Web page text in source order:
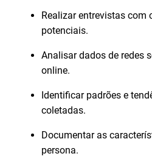
Realizar entrevistas com
potenciais.
Analisar dados de redes
online.
Identificar padrões e
coletadas.
Documentar as
persona.